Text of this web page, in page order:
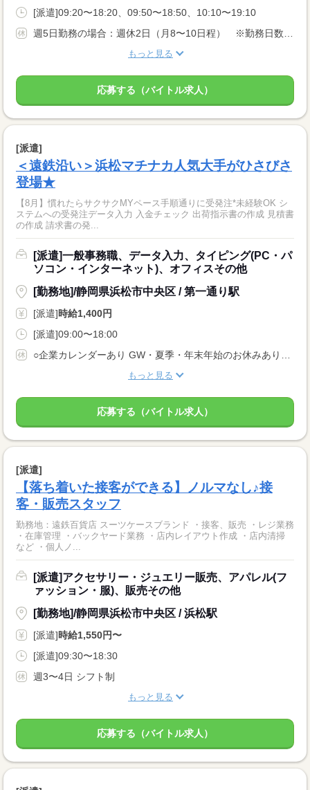
[派遣]09:20〜18:20、09:50〜18:50、10:10〜19:10
もっと見る
応募する（バイトル求人）
[派遣]
＜遠鉄沿い＞浜松マチナカ人気大手がひさびさ
登場★
【8月】慣れたらサクサクMYペース手順通りに受発注*未経験OK シ
ステムへの受発注データ入力 入金チェック 出荷指示書の作成 見積書
の作成 請求書の発...
[派遣]一般事務職、データ入力、タイピング(PC・パ
ソコン・インターネット)、オフィスその他
[勤務地]/静岡県浜松市中央区 / 第一通り駅
[派遣]時給1,400円
[派遣]09:00〜18:00
もっと見る
応募する（バイトル求人）
[派遣]
【落ち着いた接客ができる】ノルマなし♪接
客・販売スタッフ
勤務地：遠鉄百貨店 スーツケースブランド ・接客、販売 ・レジ業務
・在庫管理 ・バックヤード業務 ・店内レイアウト作成 ・店内清掃
など ・個人ノ...
[派遣]アクセサリー・ジュエリー販売、アパレル(フ
ァッション・服)、販売その他
[勤務地]/静岡県浜松市中央区 / 浜松駅
[派遣]時給1,550円〜
[派遣]09:30〜18:30
週3〜4日 シフト制
もっと見る
応募する（バイトル求人）